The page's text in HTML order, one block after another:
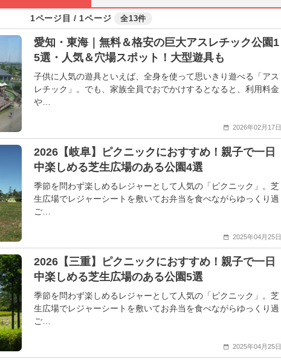
1ページ目 / 1ページ 全13件
愛知・東海｜無料＆格安の巨大アスレチック公園1
5選・人気＆穴場スポット！大型遊具も
子供に人気の遊具といえば、全身を使って思いきり遊べる「アス
レチック」。でも、家族全員でおでかけするとなると、利用料金
や…
2026年02月17日
2026【岐阜】ピクニックにおすすめ！親子で一日
中楽しめる芝生広場のある公園4選
季節を問わず楽しめるレジャーとして人気の「ピクニック」。芝
生広場でレジャーシートを敷いてお弁当を食べながらゆっくり過
ご…
2025年04月25日
2026【三重】ピクニックにおすすめ！親子で一日
中楽しめる芝生広場のある公園5選
季節を問わず楽しめるレジャーとして人気の「ピクニック」。芝
生広場でレジャーシートを敷いてお弁当を食べながらゆっくり過
ご…
2025年04月25日